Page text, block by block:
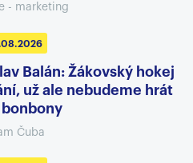
- marketing
Balán: Žákovský hokej
už ale nebudeme hrát
bonbony
Čuba